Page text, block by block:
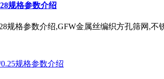
规格参数介绍
规格参数介绍,GFW金属丝编织方孔筛网,